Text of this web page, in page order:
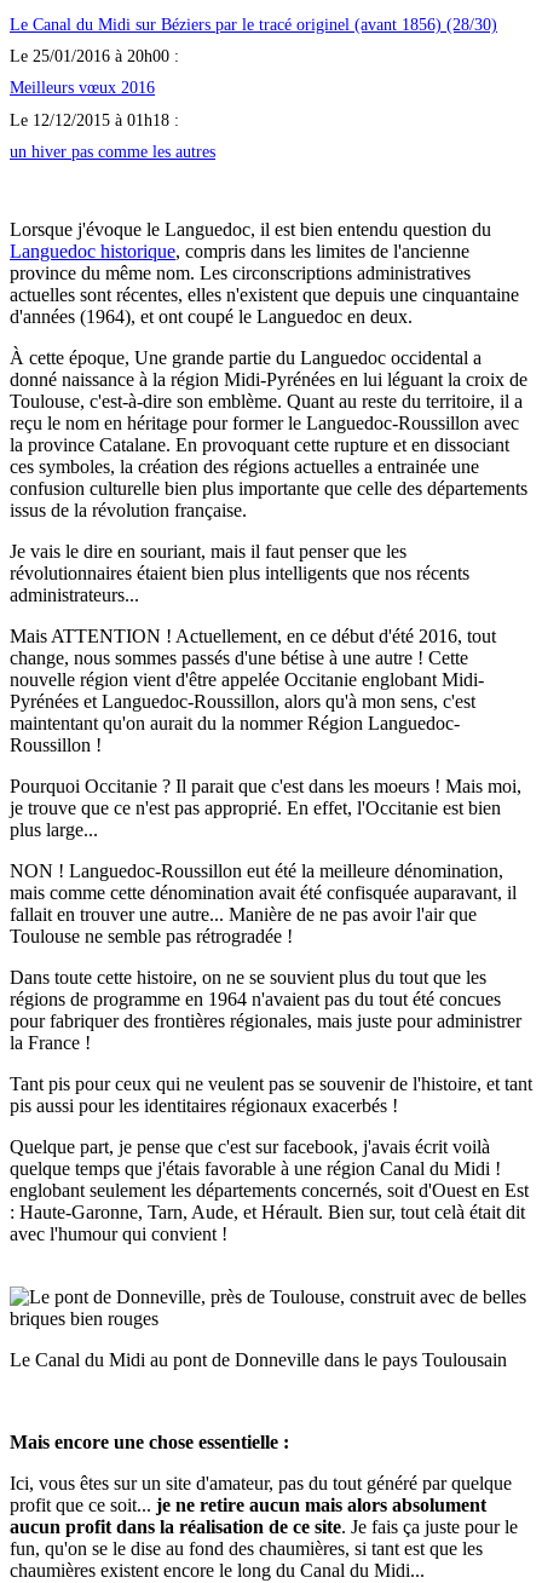
Le Canal du Midi sur Béziers par le tracé originel (avant 1856) (28/30)
Le 25/01/2016 à 20h00 :
Meilleurs vœux 2016
Le 12/12/2015 à 01h18 :
un hiver pas comme les autres
Lorsque j'évoque le Languedoc, il est bien entendu question du
Languedoc historique, compris dans les limites de l'ancienne
province du même nom. Les circonscriptions administratives
actuelles sont récentes, elles n'existent que depuis une cinquantaine
d'années (1964), et ont coupé le Languedoc en deux.
À cette époque, Une grande partie du Languedoc occidental a
donné naissance à la région Midi-Pyrénées en lui léguant la croix de
Toulouse, c'est-à-dire son emblème. Quant au reste du territoire, il a
reçu le nom en héritage pour former le Languedoc-Roussillon avec
la province Catalane. En provoquant cette rupture et en dissociant
ces symboles, la création des régions actuelles a entrainée une
confusion culturelle bien plus importante que celle des départements
issus de la révolution française.
Je vais le dire en souriant, mais il faut penser que les
révolutionnaires étaient bien plus intelligents que nos récents
administrateurs...
Mais ATTENTION ! Actuellement, en ce début d'été 2016, tout
change, nous sommes passés d'une bétise à une autre ! Cette
nouvelle région vient d'être appelée Occitanie englobant Midi-
Pyrénées et Languedoc-Roussillon, alors qu'à mon sens, c'est
maintentant qu'on aurait du la nommer Région Languedoc-
Roussillon !
Pourquoi Occitanie ? Il parait que c'est dans les moeurs ! Mais moi,
je trouve que ce n'est pas approprié. En effet, l'Occitanie est bien
plus large...
NON ! Languedoc-Roussillon eut été la meilleure dénomination,
mais comme cette dénomination avait été confisquée auparavant, il
fallait en trouver une autre... Manière de ne pas avoir l'air que
Toulouse ne semble pas rétrogradée !
Dans toute cette histoire, on ne se souvient plus du tout que les
régions de programme en 1964 n'avaient pas du tout été concues
pour fabriquer des frontières régionales, mais juste pour administrer
la France !
Tant pis pour ceux qui ne veulent pas se souvenir de l'histoire, et tant
pis aussi pour les identitaires régionaux exacerbés !
Quelque part, je pense que c'est sur facebook, j'avais écrit voilà
quelque temps que j'étais favorable à une région Canal du Midi !
englobant seulement les départements concernés, soit d'Ouest en Est
: Haute-Garonne, Tarn, Aude, et Hérault. Bien sur, tout celà était dit
avec l'humour qui convient !
Le Canal du Midi au pont de Donneville dans le pays Toulousain
Mais encore une chose essentielle :
Ici, vous êtes sur un site d'amateur, pas du tout généré par quelque
profit que ce soit... je ne retire aucun mais alors absolument
aucun profit dans la réalisation de ce site. Je fais ça juste pour le
fun, qu'on se le dise au fond des chaumières, si tant est que les
chaumières existent encore le long du Canal du Midi...